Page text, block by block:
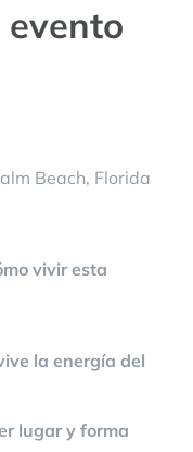
Beach, Florida
vivir esta
la energía del
lugar y forma